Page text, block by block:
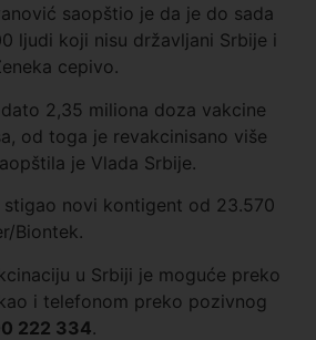
saopštio je da je do sada
ljudi koji nisu državljani Srbije i
cepivo.
2,35 miliona doza vakcine
od toga je revakcinisano više
je Vlada Srbije.
stigao novi kontigent od 23.570
Biontek.
u Srbiji je moguće preko
i telefonom preko pozivnog
222 334.